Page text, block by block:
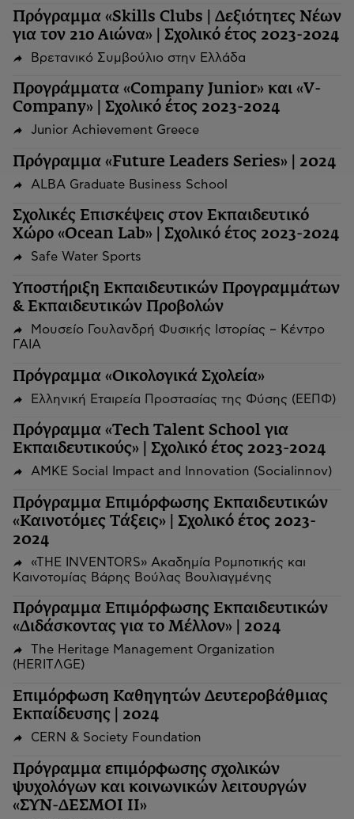
Πρόγραμμα «Skills Clubs | Δεξιότητες Νέων
για τον 21ο Αιώνα» | Σχολικό έτος 2023-2024
Βρετανικό Συμβούλιο στην Ελλάδα
Προγράμματα «Company Junior» και «V-
Company» | Σχολικό έτος 2023-2024
Junior Achievement Greece
Πρόγραμμα «Future Leaders Series» | 2024
ALBA Graduate Business School
Σχολικές Επισκέψεις στον Εκπαιδευτικό
Χώρο «Ocean Lab» | Σχολικό έτος 2023-2024
Safe Water Sports
Υποστήριξη Εκπαιδευτικών Προγραμμάτων
& Εκπαιδευτικών Προβολών
Μουσείο Γουλανδρή Φυσικής Ιστορίας – Κέντρο
ΓΑΙΑ
Πρόγραμμα «Οικολογικά Σχολεία»
Ελληνική Εταιρεία Προστασίας της Φύσης (ΕΕΠΦ)
Πρόγραμμα «Tech Talent School για
Εκπαιδευτικούς» | Σχολικό έτος 2023-2024
ΑΜΚΕ Social Impact and Innovation (Socialinnov)
Πρόγραμμα Επιμόρφωσης Εκπαιδευτικών
«Καινοτόμες Τάξεις» | Σχολικό έτος 2023-
2024
«THE INVENTORS» Ακαδημία Ρομποτικής και
Καινοτομίας Βάρης Βούλας Βουλιαγμένης
Πρόγραμμα Επιμόρφωσης Εκπαιδευτικών
«Διδάσκοντας για το Μέλλον» | 2024
The Heritage Management Organization
(HERITΛGΕ)
Επιμόρφωση Καθηγητών Δευτεροβάθμιας
Εκπαίδευσης | 2024
CERN & Society Foundation
Πρόγραμμα επιμόρφωσης σχολικών
ψυχολόγων και κοινωνικών λειτουργών
«ΣΥΝ-ΔΕΣΜΟΙ ΙΙ»